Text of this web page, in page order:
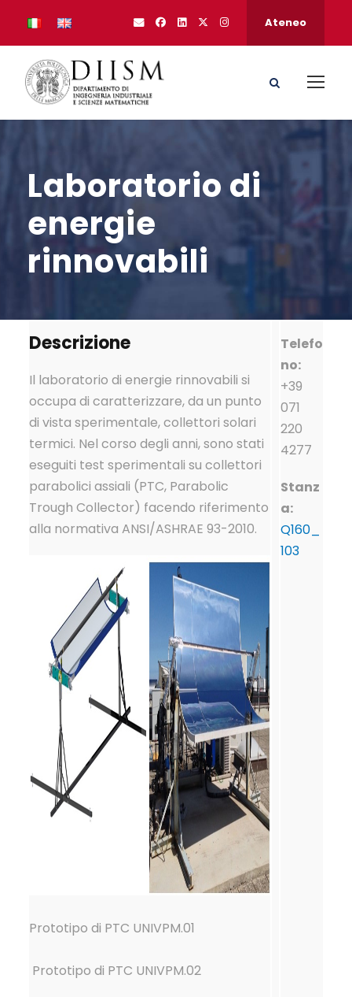
Ateneo
Laboratorio di
energie
rinnovabili
Descrizione
Il laboratorio di energie rinnovabili si
occupa di caratterizzare, da un punto
di vista sperimentale, collettori solari
termici. Nel corso degli anni, sono stati
eseguiti test sperimentali su collettori
parabolici assiali (PTC, Parabolic
Trough Collector) facendo riferimento
alla normativa ANSI/ASHRAE 93-2010.
Prototipo di PTC UNIVPM.01
Prototipo di PTC UNIVPM.02
Telefo
no:
+39
071
220
4277
Stanz
a:
Q160_
103